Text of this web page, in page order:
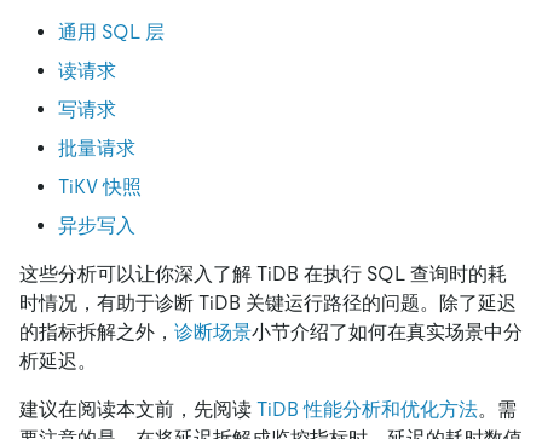
通用 SQL 层
读请求
写请求
批量请求
TiKV 快照
异步写入
这些分析可以让你深入了解 TiDB 在执行 SQL 查询时的耗
时情况，有助于诊断 TiDB 关键运行路径的问题。除了延迟
的指标拆解之外， 诊断场景小节介绍了如何在真实场景中分
析延迟。
建议在阅读本文前，先阅读 TiDB 性能分析和优化方法。需